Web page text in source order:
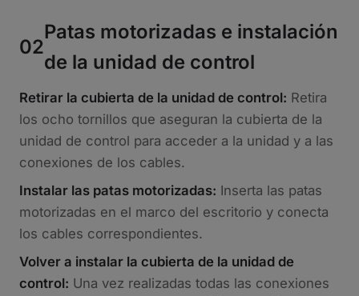
02
Patas motorizadas e instalación
de la unidad de control
Retirar la cubierta de la unidad de control: Retira
los ocho tornillos que aseguran la cubierta de la
unidad de control para acceder a la unidad y a las
conexiones de los cables.
Instalar las patas motorizadas: Inserta las patas
motorizadas en el marco del escritorio y conecta
los cables correspondientes.
Volver a instalar la cubierta de la unidad de
control: Una vez realizadas todas las conexiones